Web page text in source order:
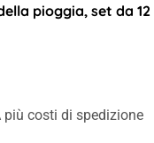
pioggia, set da 12
più costi di spedizione